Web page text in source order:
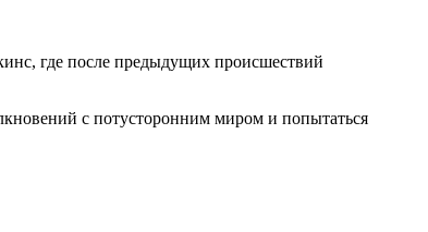
где после предыдущих происшествий
с потусторонним миром и попытаться